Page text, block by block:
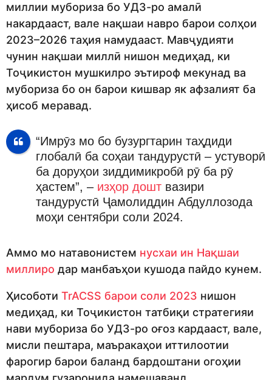
миллии мубориза бо УДЗ-ро амалӣ
накардааст, вале нақшаи навро барои солҳои
2023–2026 таҳия намудааст. Мавҷудияти
чунин нақшаи миллӣ нишон медиҳад, ки
Тоҷикистон мушкилро эътироф мекунад ва
мубориза бо он барои кишвар як афзалият ба
ҳисоб меравад.
“Имрӯз мо бо бузургтарин таҳдиди
глобалӣ ба соҳаи тандурустӣ – устуворӣ
ба доруҳои зиддимикробӣ рӯ ба рӯ
ҳастем”, – изҳор доштвазири
тандурустӣ Ҷамолиддин Абдуллозода
моҳи сентябри соли 2024.
Аммо мо натавонистем нусхаи ин Нақшаи
миллиро дар манбаъҳои кушода пайдо кунем.
Ҳисоботи TrACSS барои соли 2023 нишон
медиҳад, ки Тоҷикистон татбиқи стратегияи
нави мубориза бо УДЗ-ро оғоз кардааст, вале,
мисли пештара, маъракаҳои иттилоотии
фарогир барои баланд бардоштани огоҳии